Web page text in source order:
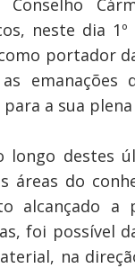
neste dia
portador
a sua
destes
áreas do
alcançado
foi possível
na